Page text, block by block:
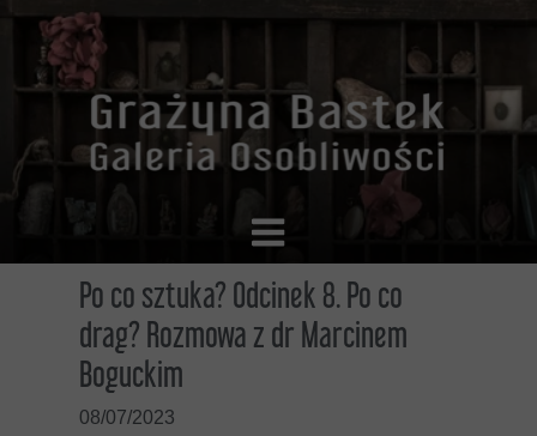
08/07/2023
Po co sztuka? Odcinek 8. Po co
drag? Rozmowa z dr Marcinem
Boguckim